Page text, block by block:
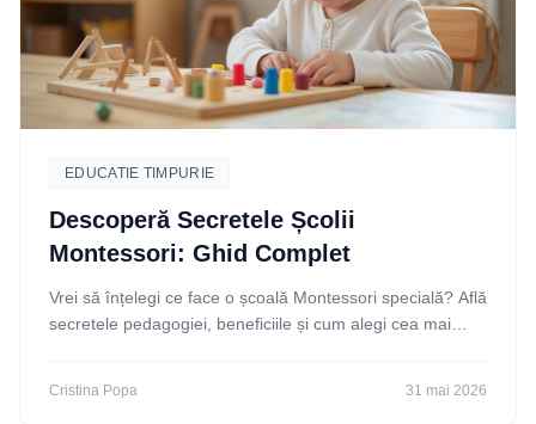
EDUCATIE TIMPURIE
Descoperă Secretele Școlii
Montessori: Ghid Complet
Vrei să înțelegi ce face o școală Montessori specială? Află
secretele pedagogiei, beneficiile și cum alegi cea mai
Cristina Popa 31 mai 2026